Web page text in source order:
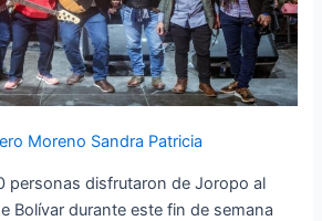
Moreno Sandra Patricia
personas disfrutaron de Joropo al
Bolívar durante este fin de semana